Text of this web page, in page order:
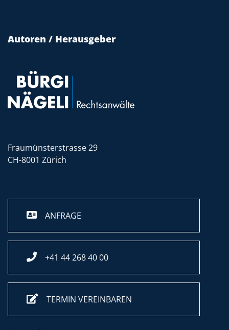
Autoren / Herausgeber
Fraumünsterstrasse 29
CH-8001 Zürich
ANFRAGE
+41 44 268 40 00
TERMIN VEREINBAREN